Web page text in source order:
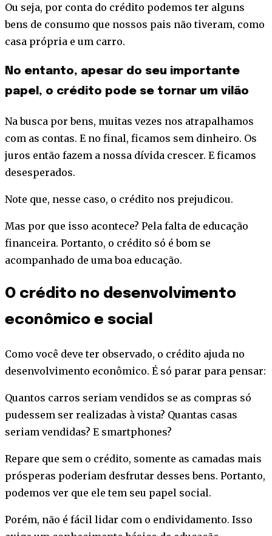
Ou seja, por conta do crédito podemos ter alguns
bens de consumo que nossos pais não tiveram, como
casa própria e um carro.
No entanto, apesar do seu importante
papel, o crédito pode se tornar um vilão
Na busca por bens, muitas vezes nos atrapalhamos
com as contas. E no final, ficamos sem dinheiro. Os
juros então fazem a nossa dívida crescer. E ficamos
desesperados.
Note que, nesse caso, o crédito nos prejudicou.
Mas por que isso acontece? Pela falta de educação
financeira. Portanto, o crédito só é bom se
acompanhado de uma boa educação.
O crédito no desenvolvimento
econômico e social
Como você deve ter observado, o crédito ajuda no
desenvolvimento econômico. É só parar para pensar:
Quantos carros seriam vendidos se as compras só
pudessem ser realizadas à vista? Quantas casas
seriam vendidas? E smartphones?
Repare que sem o crédito, somente as camadas mais
prósperas poderiam desfrutar desses bens. Portanto,
podemos ver que ele tem seu papel social.
Porém, não é fácil lidar com o endividamento. Isso